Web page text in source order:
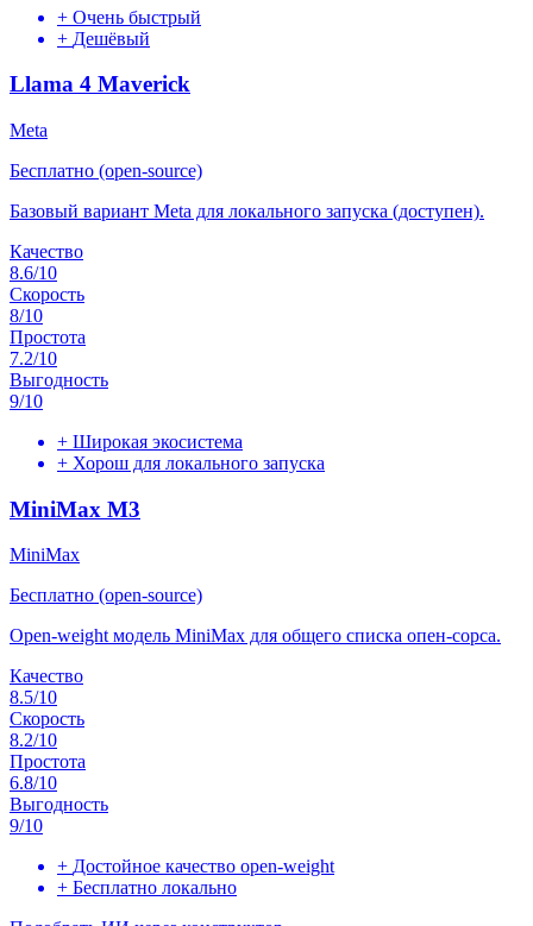
+ Очень быстрый
+ Дешёвый
Llama 4 Maverick
Meta
Бесплатно (open-source)
Базовый вариант Meta для локального запуска (доступен).
Качество
8.6/10
Скорость
8/10
Простота
7.2/10
Выгодность
9/10
+ Широкая экосистема
+ Хорош для локального запуска
MiniMax M3
MiniMax
Бесплатно (open-source)
Open-weight модель MiniMax для общего списка опен-сорса.
Качество
8.5/10
Скорость
8.2/10
Простота
6.8/10
Выгодность
9/10
+ Достойное качество open-weight
+ Бесплатно локально